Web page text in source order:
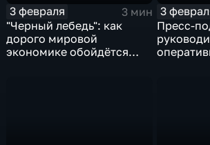
3 февраля
3 мин
"Черный лебедь": как
дорого мировой
экономике обойдётся
3
Пресс-